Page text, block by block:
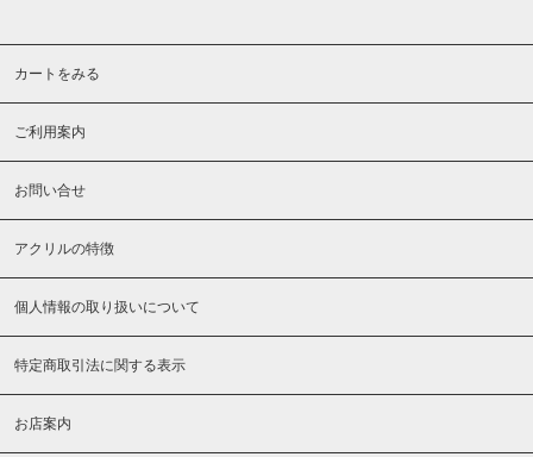
カートをみる
ご利用案内
お問い合せ
アクリルの特徴
個人情報の取り扱いについて
特定商取引法に関する表示
お店案内